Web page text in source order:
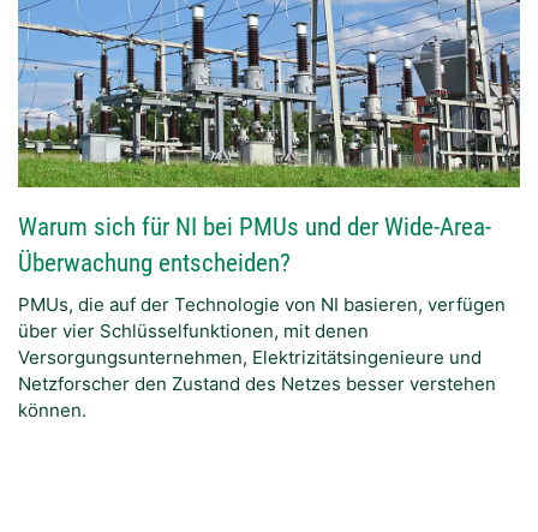
Warum sich für NI bei PMUs und der Wide-Area-
Überwachung entscheiden?
PMUs, die auf der Technologie von NI basieren, verfügen
über vier Schlüsselfunktionen, mit denen
Versorgungsunternehmen, Elektrizitätsingenieure und
Netzforscher den Zustand des Netzes besser verstehen
können.